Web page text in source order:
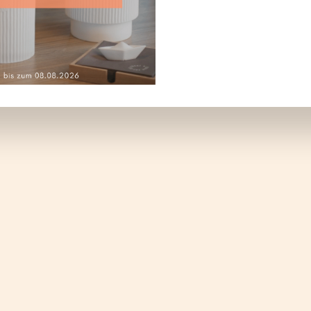
von Himmlische Schwestern im Räder